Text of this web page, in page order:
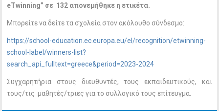
eTwinning” σε 132 απονεμήθηκε η ετικέτα.
Μπορείτε να δείτε τα σχολεία στον ακόλουθο σύνδεσμο:
https://school-education.ec.europa.eu/el/recognition/etwinning-
school-label/winners-list?
search_api_fulltext=greece&period=2023-2024
Συγχαρητήρια στους διευθυντές, τους εκπαιδευτικούς, και
τους/τις μαθητές/τριες για το συλλογικό τους επίτευγμα.